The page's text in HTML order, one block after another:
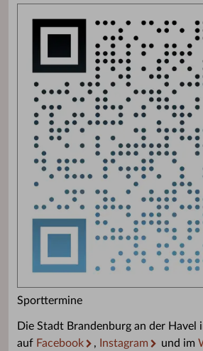
Sporttermine
Die Stadt Brandenburg an der Havel
auf Facebook , Instagram und im